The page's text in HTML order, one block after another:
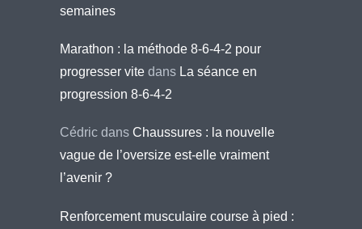
semaines
Marathon : la méthode 8-6-4-2 pour
progresser vite dans La séance en
progression 8-6-4-2
Cédric dans Chaussures : la nouvelle
vague de l’oversize est-elle vraiment
l’avenir ?
Renforcement musculaire course à pied :